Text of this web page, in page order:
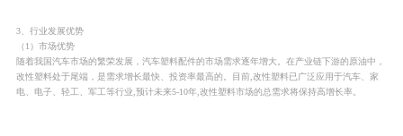
3、行业发展优势
（1）市场优势
随着我国汽车市场的繁荣发展，汽车塑料配件的市场需求逐年增大。在产业链下游的原油中，
改性塑料处于尾端，是需求增长最快、投资率最高的。目前,改性塑料已广泛应用于汽车、家
电、电子、轻工、军工等行业,预计未来5-10年,改性塑料市场的总需求将保持高增长率。